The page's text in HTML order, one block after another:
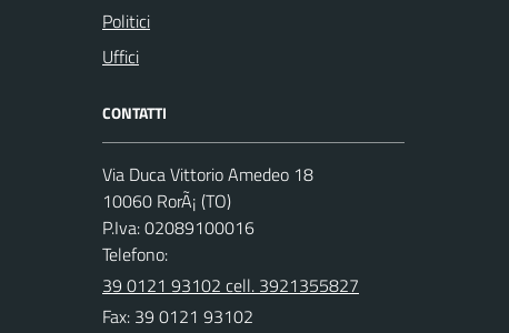
Politici
Uffici
CONTATTI
Via Duca Vittorio Amedeo 18
10060 RorÃ¡ (TO)
P.Iva: 02089100016
Telefono:
39 0121 93102 cell. 3921355827
Fax: 39 0121 93102